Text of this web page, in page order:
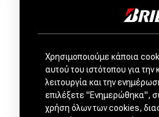
ΜΕΤΑΧΕΙΡΙΣΜΕΝΑ ΑΠΟ
ΕΜΠΙΣΤΟΥΣ
Χρησιμοποιούμε κάποια
αυτού του ιστότοπου για την
λειτουργία και την
επιλέξετε "Ενημερώθηκα",
χρήση όλων των cookies,